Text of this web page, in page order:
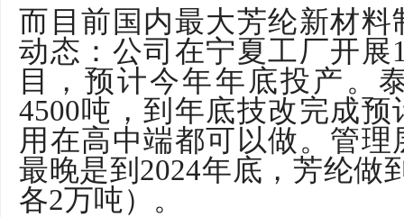
而目前国内最大芳纶新材
动态：公司在宁夏工厂开展
目，预计今年年底投产。
4500吨，到年底技改完成预
用在高中端都可以做。管
最晚是到 2024年底，芳纶做
各2万吨）。